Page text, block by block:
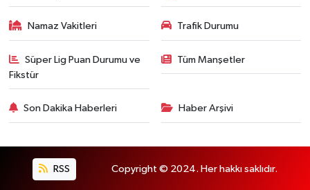
Namaz Vakitleri Trafik Durumu
Süper Lig Puan Durumu ve
Fikstür
Tüm Manşetler
Son Dakika Haberleri Haber Arşivi
RSS Copyright © 2024. Her hakkı saklıdır.